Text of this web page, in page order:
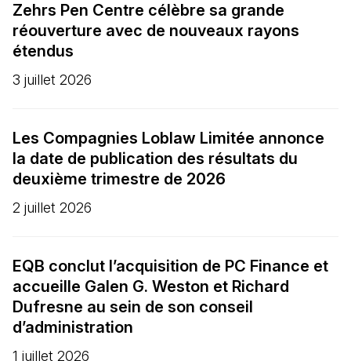
Zehrs Pen Centre célèbre sa grande
réouverture avec de nouveaux rayons
étendus
3 juillet 2026
Les Compagnies Loblaw Limitée annonce
la date de publication des résultats du
deuxième trimestre de 2026
2 juillet 2026
EQB conclut l’acquisition de PC Finance et
accueille Galen G. Weston et Richard
Dufresne au sein de son conseil
d’administration
1 juillet 2026